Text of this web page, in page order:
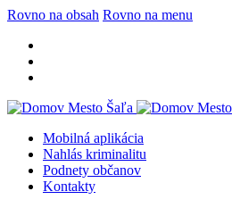
Rovno na obsah Rovno na menu
Mobilná aplikácia
Nahlás kriminalitu
Podnety občanov
Kontakty